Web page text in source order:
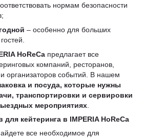
нормам безопасности
– особенно для больших
HoReCa предлагает все
компаний, ресторанов,
организаторов событий. В нашем
и посуда, которые нужны
транспортировки и сервировки
мероприятиях.
кейтеринга в IMPERIA HoReCa
все необходимое для